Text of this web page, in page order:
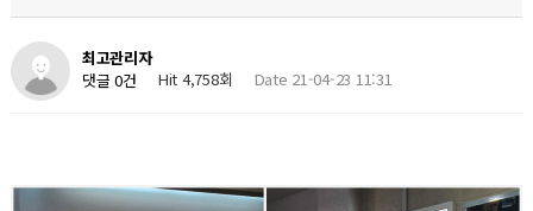
최고관리자
댓글 0건
Hit 4,758회 Date 21-04-23 11:31